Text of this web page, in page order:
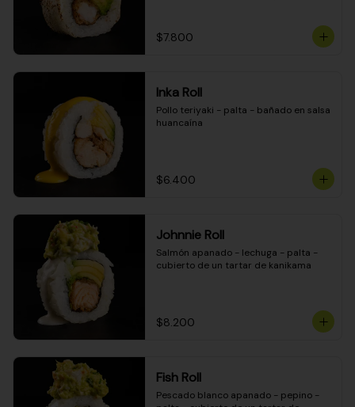
$7.800
Inka Roll
Pollo teriyaki - palta - bañado en salsa
huancaína
$6.400
Johnnie Roll
Salmón apanado - lechuga - palta -
cubierto de un tartar de kanikama
$8.200
Fish Roll
Pescado blanco apanado - pepino -